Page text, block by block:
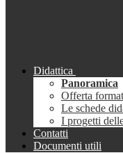
Didattica
Panoramica
Offerta
Le schede
I progetti
Contatti
Documenti utili